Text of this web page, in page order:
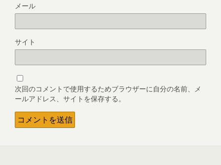
メール
サイト
次回のコメントで使用するためブラウザーに自分の名前、メ
ールアドレス、サイトを保存する。